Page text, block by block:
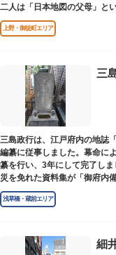
二人は「日本地図の父母」と
没しました。お墓は源空寺（
上野・御徒町エリア
三
三島政行は、江戸府内の地誌
編纂に従事しました。幕命に
纂を行い、3年にして完了し
災を免れた資料集が「御府内
内にあります。
浅草橋・蔵前エリア
細